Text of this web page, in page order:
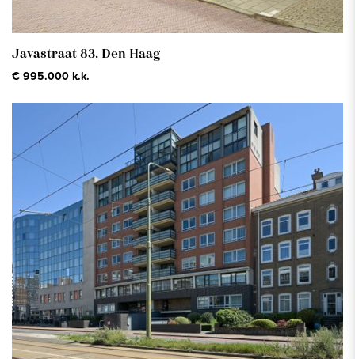
Javastraat 83, Den Haag
€ 995.000 k.k.